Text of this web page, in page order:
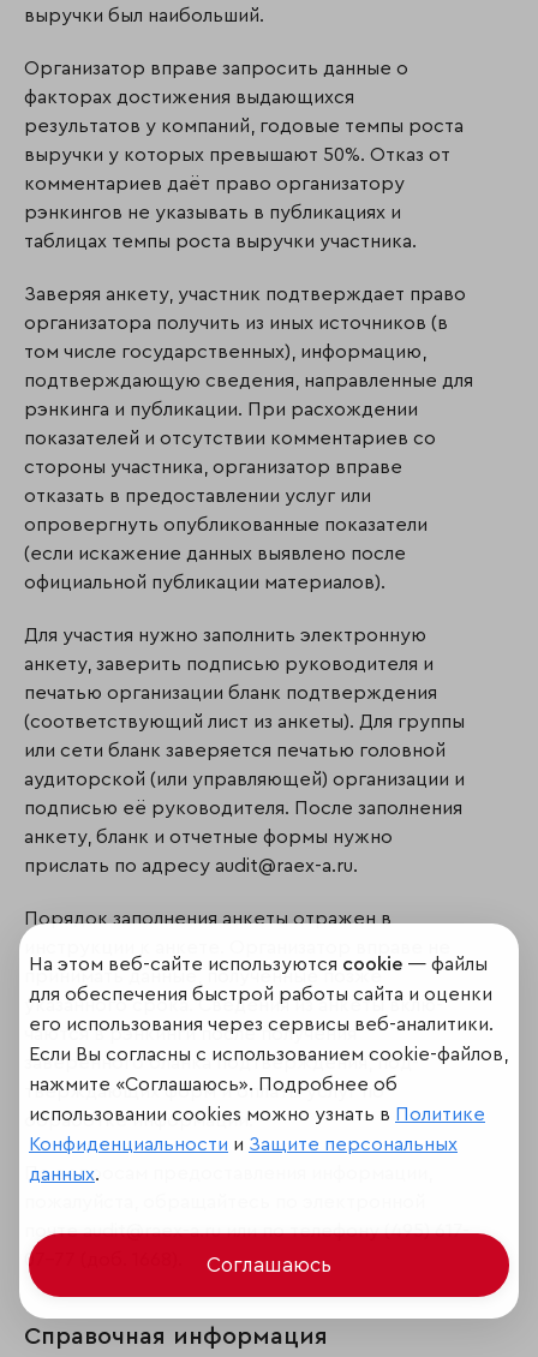
выручки был наибольший.
Организатор вправе запросить данные о
факторах достижения выдающихся
результатов у компаний, годовые темпы роста
выручки у которых превышают 50%. Отказ от
комментариев даёт право организатору
рэнкингов не указывать в публикациях и
таблицах темпы роста выручки участника.
Заверяя анкету, участник подтверждает право
организатора получить из иных источников (в
том числе государственных), информацию,
подтверждающую сведения, направ­ленные для
рэнкинга и публикации. При расхождении
показателей и отсутствии ком­ментариев со
стороны участника, организатор вправе
отказать в предоставлении услуг или
опровергнуть опубликованные показатели
(если искажение данных выявлено после
официальной публикации материалов).
Для участия нужно заполнить электронную
анкету, заверить подписью руководителя и
печатью организации бланк подтверждения
(соответствующий лист из анкеты). Для группы
или сети бланк заверяется печатью головной
аудиторской (или управляющей) организации и
подписью её руководителя. После заполнения
анкету, бланк и отчетные формы нужно
прислать по адресу audit@raex-a.ru.
Порядок заполнения анкеты отражен в
принимать данные, полученные позже
указанного срока. Сведения из анкеты вклю­
чаются в рэнкинги после получения
заверенного бланка подтверждения, под­
тверждающих форм и оплаты услуг по
обработке информации.
По вопросам предоставления информации,
почте audit@raex-a.ru или по телефону (495) 617-
07-77 (доб. 1668).
Справочная информация
На этом веб-сайте используются cookie — файлы
для обеспечения быстрой работы сайта и оценки
его использования через сервисы веб-аналитики.
Если Вы согласны с использованием cookie-файлов,
нажмите «Соглашаюсь». Подробнее об
использовании cookies можно узнать в Политике
Конфиденциальности и Защите персональных
данных.
Соглашаюсь